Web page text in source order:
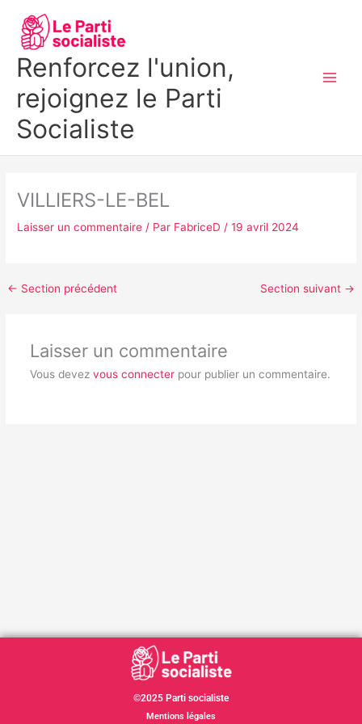
contenu
Renforcez l'union,
rejoignez le Parti
Socialiste
VILLIERS-LE-BEL
Laisser un commentaire / Par FabriceD/19 avril 2024
← Section précédent Section suivant →
Laisser un commentaire
Vous devez vous connecterpour publier un commentaire.
©2025 Parti socialiste
Mentions légales